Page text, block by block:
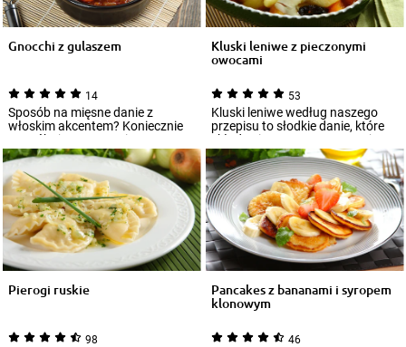
Gnocchi z gulaszem
14
Sposób na mięsne danie z
włoskim akcentem? Koniecznie
wypróbuj nasz przepis na
znakomite gnocchi...
Kluski leniwe z pieczonymi
owocami
53
Kluski leniwe według naszego
przepisu to słodkie danie, które
składa się z serowo-mącznej
podstaw...
Pierogi ruskie
98
Pancakes z bananami i syropem
klonowym
46